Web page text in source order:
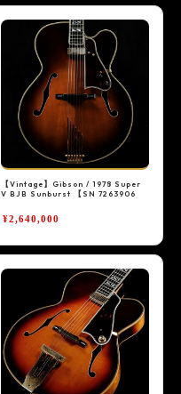
【Vintage】Gibson / 1978 Super
V BJB Sunburst 【SN 7263906
¥2,640,000